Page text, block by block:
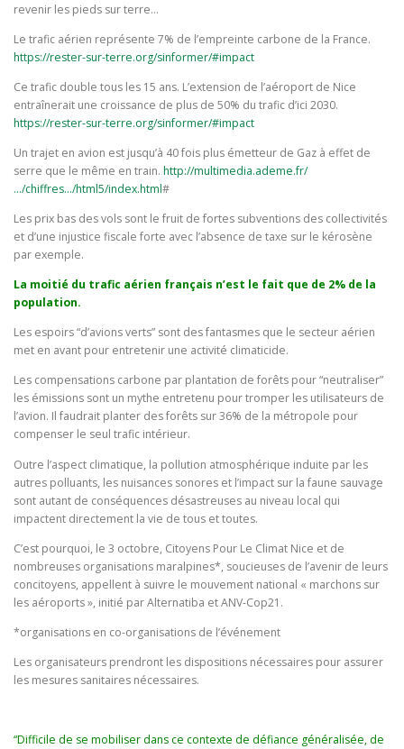
revenir les pieds sur terre…
Le trafic aérien représente 7% de l’empreinte carbone de la France.
https://rester-sur-terre.org/sinformer/#impact
Ce trafic double tous les 15 ans. L’extension de l’aéroport de Nice
entraînerait une croissance de plus de 50% du trafic d’ici 2030.
https://rester-sur-terre.org/sinformer/#impact
Un trajet en avion est jusqu’à 40 fois plus émetteur de Gaz à effet de
serre que le même en train. http://multimedia.ademe.fr/
…/chiffres…/html5/index.html#
Les prix bas des vols sont le fruit de fortes subventions des collectivités
et d’une injustice fiscale forte avec l’absence de taxe sur le kérosène
par exemple.
La moitié du trafic aérien français n’est le fait que de 2% de la
population.
Les espoirs “d’avions verts” sont des fantasmes que le secteur aérien
met en avant pour entretenir une activité climaticide.
Les compensations carbone par plantation de forêts pour “neutraliser”
les émissions sont un mythe entretenu pour tromper les utilisateurs de
l’avion. Il faudrait planter des forêts sur 36% de la métropole pour
compenser le seul trafic intérieur.
Outre l’aspect climatique, la pollution atmosphérique induite par les
autres polluants, les nuisances sonores et l’impact sur la faune sauvage
sont autant de conséquences désastreuses au niveau local qui
impactent directement la vie de tous et toutes.
C’est pourquoi, le 3 octobre, Citoyens Pour Le Climat Nice et de
nombreuses organisations maralpines*, soucieuses de l’avenir de leurs
concitoyens, appellent à suivre le mouvement national « marchons sur
les aéroports », initié par Alternatiba et ANV-Cop21.
*organisations en co-organisations de l’événement
Les organisateurs prendront les dispositions nécessaires pour assurer
les mesures sanitaires nécessaires.
“Difficile de se mobiliser dans ce contexte de défiance généralisée, de